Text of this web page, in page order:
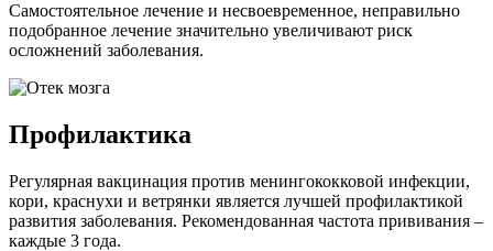
Самостоятельное лечение и несвоевременное, неправильно
подобранное лечение значительно увеличивают риск
осложнений заболевания.
Профилактика
Регулярная вакцинация против менингококковой инфекции,
кори, краснухи и ветрянки является лучшей профилактикой
развития заболевания. Рекомендованная частота прививания –
каждые 3 года.